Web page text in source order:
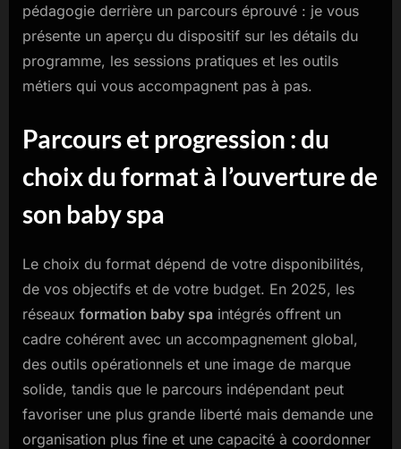
pédagogie derrière un parcours éprouvé : je vous
présente un aperçu du dispositif sur les détails du
programme, les sessions pratiques et les outils
métiers qui vous accompagnent pas à pas.
Parcours et progression : du
choix du format à l’ouverture de
son baby spa
Le choix du format dépend de votre disponibilités,
de vos objectifs et de votre budget. En 2025, les
réseaux formation baby spa intégrés offrent un
cadre cohérent avec un accompagnement global,
des outils opérationnels et une image de marque
solide, tandis que le parcours indépendant peut
favoriser une plus grande liberté mais demande une
organisation plus fine et une capacité à coordonner